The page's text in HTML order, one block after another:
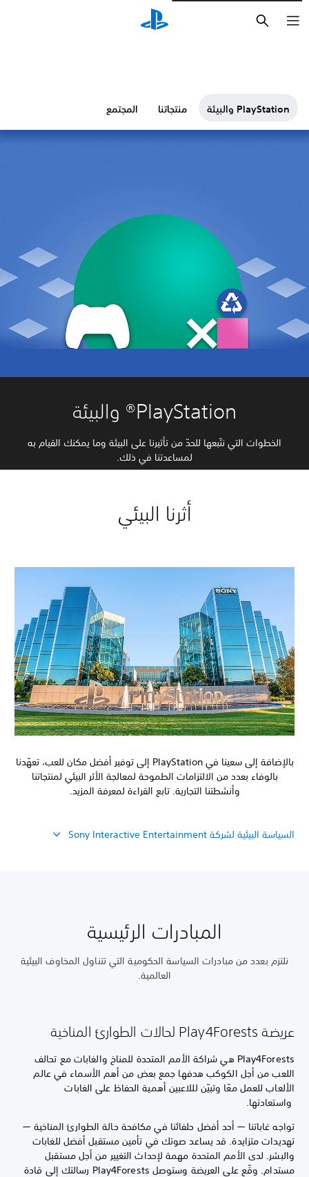
PlayStation والبيئة منتجاتنا المجتمع
PlayStation® والبيئة
الخطوات التي نتّبعها للحدّ من تأثيرنا على البيئة وما يمكنك القيام به
لمساعدتنا في ذلك.
أثرنا البيئي
بالإضافة إلى سعينا في PlayStation إلى توفير أفضل مكان للعب، تعهّدنا
بالوفاء بعدد من الالتزامات الطموحة لمعالجة الأثر البيئي لمنتجاتنا
وأنشطتنا التجارية. تابع القراءة لمعرفة المزيد.
السياسة البيئية لشركة Sony Interactive Entertainment
المبادرات الرئيسية
نلتزم بعدد من مبادرات السياسة الحكومية التي تتناول المخاوف البيئية
العالمية.
عريضة Play4Forests لحالات الطوارئ المناخية
Play4Forests هي شراكة الأمم المتحدة للمناخ والغابات مع تحالف
اللعب من أجل الكوكب هدفها جمع بعض من أهم الأسماء في عالم
الألعاب للعمل معًا وتبيّن لللاعبين أهمية الحفاظ على الغابات
واستعادتها.
تواجه غاباتنا — أحد أفضل حلفائنا في مكافحة حالة الطوارئ المناخية —
تهديدات متزايدة. قد يساعد صوتك في تأمين مستقبل أفضل للغابات
والبشر. لدى الأمم المتحدة مهمة لإحداث التغيير من أجل مستقبل
مستدام. وقّع على العريضة وستوصل Play4Forests رسالتك إلى قادة